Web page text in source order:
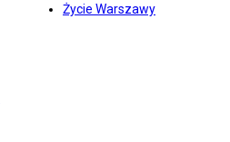
Życie Warszawy